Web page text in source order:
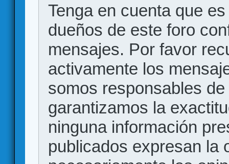
Tenga en cuenta que
dueños de este foro
mensajes. Por favor
activamente los
somos responsables
garantizamos la
ninguna información
publicados expresan la